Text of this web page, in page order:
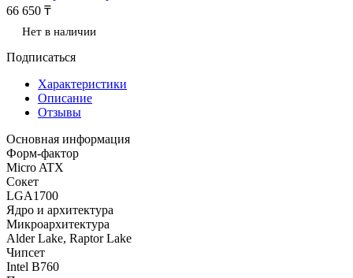
66 650 ₸
Нет в наличии
Подписаться
Характеристики
Описание
Отзывы
Основная информация
Форм-фактор
Micro ATX
Сокет
LGA1700
Ядро и архитектура
Микроархитектура
Alder Lake, Raptor Lake
Чипсет
Intel B760